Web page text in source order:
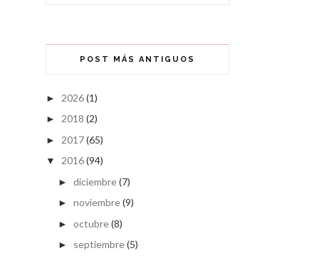
POST MÁS ANTIGUOS
► 2026(1)
► 2018 (2)
► 2017(65)
▼ 2016(94)
► diciembre(7)
► noviembre(9)
► octubre(8)
► septiembre(5)